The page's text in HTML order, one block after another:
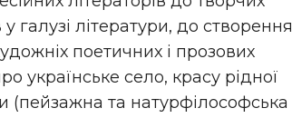
галузі літератури, до створення
поетичних і прозових
українське село, красу рідної
(пейзажна та натурфілософська